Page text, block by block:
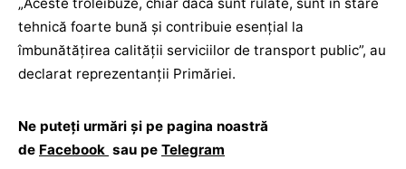
tehnică foarte bună și contribuie esențial la
îmbunătățirea calității serviciilor de transport public”, au
declarat reprezentanții Primăriei.
Ne puteți urmări și pe pagina noastră
de Facebook sau pe Telegram